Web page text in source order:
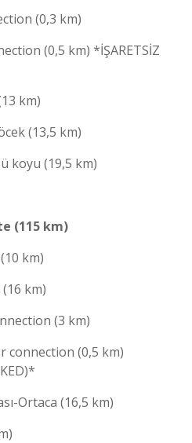
(0,3 km)
(0,5 km) *İŞARETSİZ
km)
(13,5 km)
koyu (19,5 km)
(115 km)
km)
km)
(3 km)
connection (0,5 km)
Ortaca (16,5 km)